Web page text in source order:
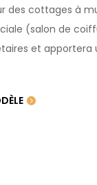
des cottages à
(salon de
et